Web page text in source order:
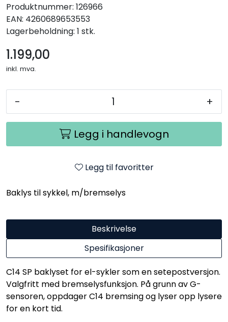
Produktnummer: 126966
EAN: 4260689653553
Lagerbeholdning: 1 stk.
1.199,00
inkl. mva.
- +
Legg i handlevogn
Legg til favoritter
Baklys til sykkel, m/bremselys
Beskrivelse
Spesifikasjoner
C14 SP baklyset for el-sykler som en setepostversjon.
Valgfritt med bremselysfunksjon. På grunn av G-
sensoren, oppdager C14 bremsing og lyser opp lysere
for en kort tid.